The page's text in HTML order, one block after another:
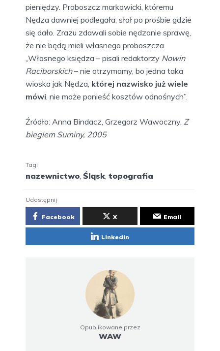
pieniędzy. Proboszcz markowicki, któremu
Nędza dawniej podlegała, słał po prośbie gdzie
się dało. Zrazu zdawali sobie nędzanie sprawę,
że nie będą mieli własnego proboszcza.
„Własnego księdza – pisali redaktorzy Nowin
Raciborskich– nie otrzymamy, bo jedna taka
wioska jak Nędza, której nazwisko już wiele
mówi, nie może ponieść kosztów odnośnych”.
Źródło: Anna Bindacz, Grzegorz Wawoczny, Z
biegiem Suminy, 2005
Tagi
nazewnictwo Śląsk topografia
Udostępnij
Facebook X Email
LinkedIn
Opublikowane przez
WAW